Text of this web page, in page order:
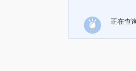
正在查